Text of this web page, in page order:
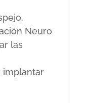
Neuro
las
implantar